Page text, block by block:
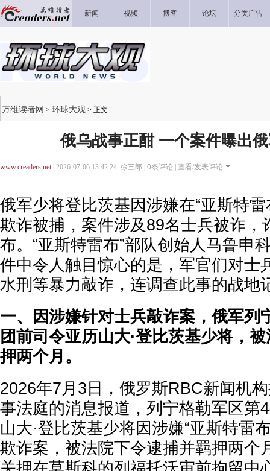
新闻 视频 博客 论坛 分类广告
万维读者网 > 环球大观 > 正文
俄乌战事正酣 一个案件曝出
www.creaders.net| 2026-07-06 13:42:24 徐三郎 | 0条评论 | 查看/发表评论
俄军少将登比茨基因涉嫌在“亚斯特雷
欺诈被捕，案件涉及89名士兵被诈，
布。“亚斯特雷布”部队创始人马鲁申
件中令人触目惊心的是，军官们对士
水刑 等暴力敲诈，连调查此事的战地
一、因涉嫌针对士兵敲诈案，俄军列
团前司令亚历山大·登比茨基少将，
押两个月。
2026年7月3日，俄罗斯RBC新闻机
事法庭的消息报道，列宁格勒军区第
山大·登比茨基少将因涉嫌“亚斯特雷
欺诈案，被法院下令逮捕并羁押两个